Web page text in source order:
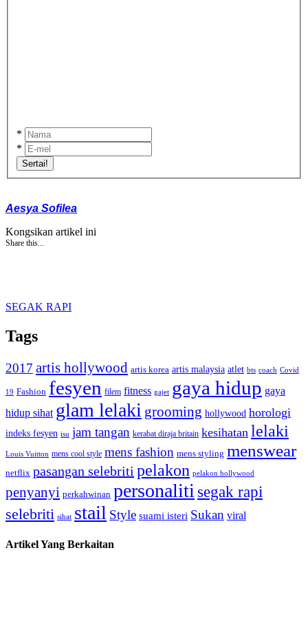
*
*
Sertai!
Aesya Sofilea
Kongsikan artikel ini
Share this...
SEGAK RAPI
Tags
2017 artis hollywood artis korea artis malaysia atlet bts coach Covid
19 Fashion fesyen filem fitness gajet gaya hidup gaya
hidup sihat glam lelaki grooming hollywood horologi
indeks fesyen isu jam tangan kerabat diraja britain kesihatan lelaki
Louis Vuitton mens cool style mens fashion mens styling menswear
netflix pasangan selebriti pelakon pelakon hollywood
penyanyi perkahwinan personaliti segak rapi
selebriti sihat stail Style suami isteri Sukan viral
Artikel Yang Berkaitan